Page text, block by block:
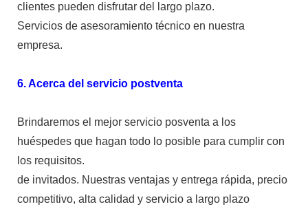
clientes pueden disfrutar del largo plazo.
Servicios de asesoramiento técnico en nuestra
empresa.
6. Acerca del servicio postventa
Brindaremos el mejor servicio posventa a los
huéspedes que hagan todo lo posible para cumplir con
los requisitos.
de invitados. Nuestras ventajas y entrega rápida, precio
competitivo, alta calidad y servicio a largo plazo